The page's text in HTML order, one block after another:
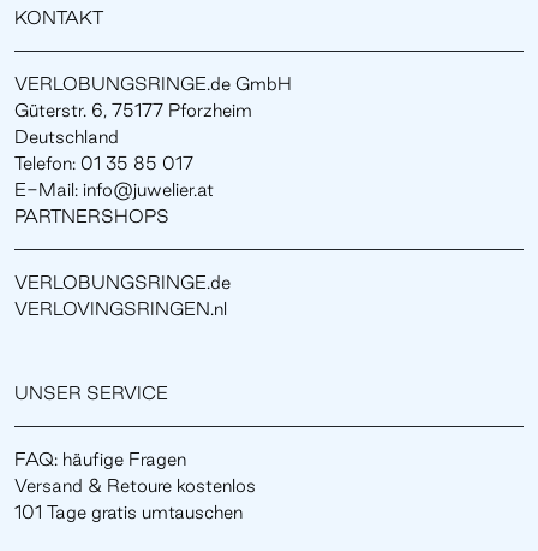
KONTAKT
VERLOBUNGSRINGE.de GmbH
Güterstr. 6, 75177 Pforzheim
Deutschland
Telefon: 01 35 85 017
E-Mail: info@juwelier.at
PARTNERSHOPS
VERLOBUNGSRINGE.de
VERLOVINGSRINGEN.nl
UNSER SERVICE
FAQ: häufige Fragen
Versand & Retoure kostenlos
101 Tage gratis umtauschen